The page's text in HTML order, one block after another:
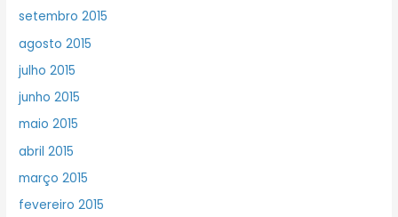
setembro 2015
agosto 2015
julho 2015
junho 2015
maio 2015
abril 2015
março 2015
fevereiro 2015